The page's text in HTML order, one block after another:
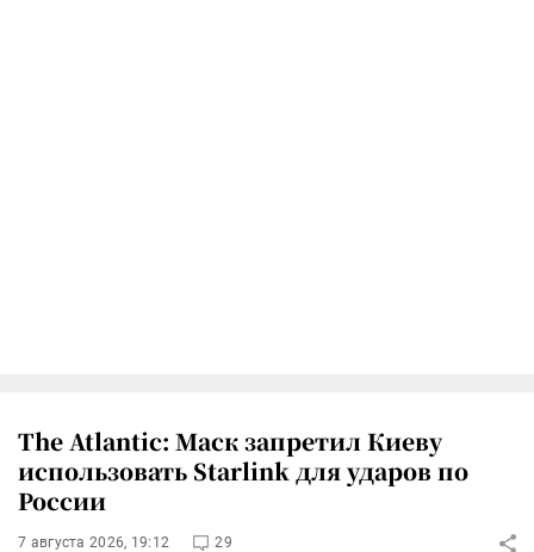
The Atlantic: Маск запретил Киеву
использовать Starlink для ударов по
России
7 августа 2026, 19:12 29